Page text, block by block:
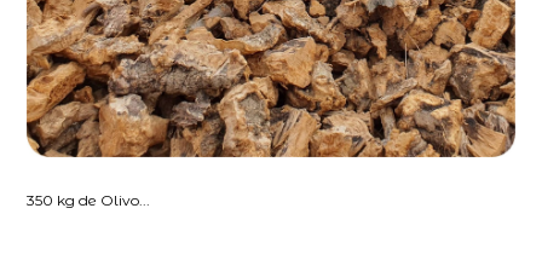
350 kg de Olivo...